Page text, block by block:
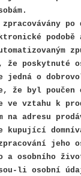
zpracovávány
podobě
poskytnuté
jedná o
že byl poučen
ve vztahu k
na adresu
kupující
jeho
a osobního
li osobní